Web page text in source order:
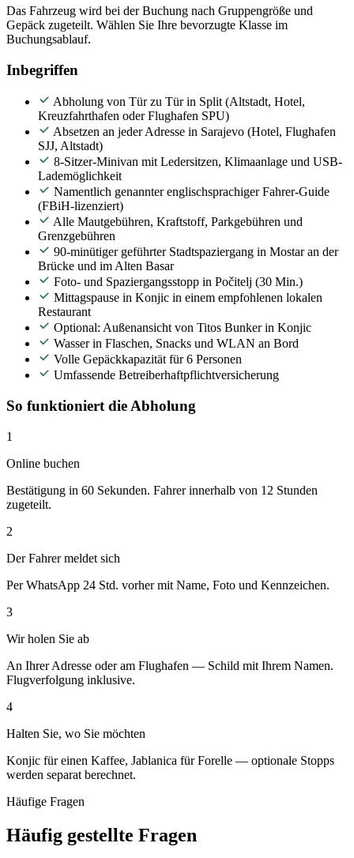
Das Fahrzeug wird bei der Buchung nach Gruppengröße und
Gepäck zugeteilt. Wählen Sie Ihre bevorzugte Klasse im
Buchungsablauf.
Inbegriffen
Abholung von Tür zu Tür in Split (Altstadt, Hotel,
Kreuzfahrthafen oder Flughafen SPU)
Absetzen an jeder Adresse in Sarajevo (Hotel, Flughafen
SJJ, Altstadt)
8-Sitzer-Minivan mit Ledersitzen, Klimaanlage und USB-
Lademöglichkeit
Namentlich genannter englischsprachiger Fahrer-Guide
(FBiH-lizenziert)
Alle Mautgebühren, Kraftstoff, Parkgebühren und
Grenzgebühren
90-minütiger geführter Stadtspaziergang in Mostar an der
Brücke und im Alten Basar
Foto- und Spaziergangsstopp in Počitelj (30 Min.)
Mittagspause in Konjic in einem empfohlenen lokalen
Restaurant
Optional: Außenansicht von Titos Bunker in Konjic
Wasser in Flaschen, Snacks und WLAN an Bord
Volle Gepäckkapazität für 6 Personen
Umfassende Betreiberhaftpflichtversicherung
So funktioniert die Abholung
1
Online buchen
Bestätigung in 60 Sekunden. Fahrer innerhalb von 12 Stunden
zugeteilt.
2
Der Fahrer meldet sich
Per WhatsApp 24 Std. vorher mit Name, Foto und Kennzeichen.
3
Wir holen Sie ab
An Ihrer Adresse oder am Flughafen — Schild mit Ihrem Namen.
Flugverfolgung inklusive.
4
Halten Sie, wo Sie möchten
Konjic für einen Kaffee, Jablanica für Forelle — optionale Stopps
werden separat berechnet.
Häufige Fragen
Häufig gestellte Fragen